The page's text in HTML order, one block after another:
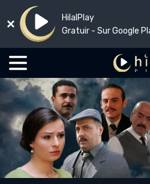
HilalPlay
Gratuir - Sur Google